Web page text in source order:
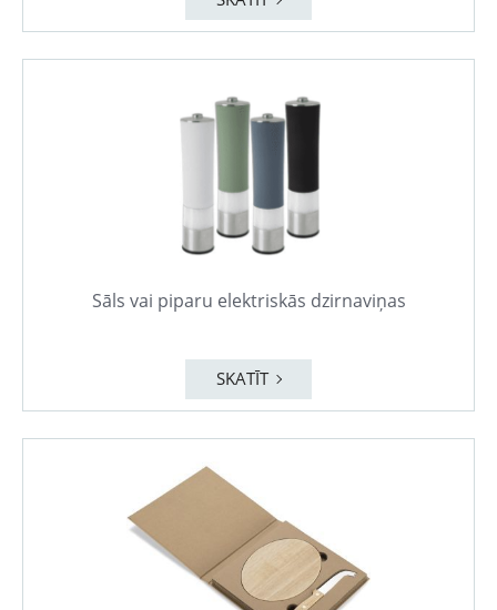
Sāls vai piparu elektriskās dzirnaviņas
SKATĪT